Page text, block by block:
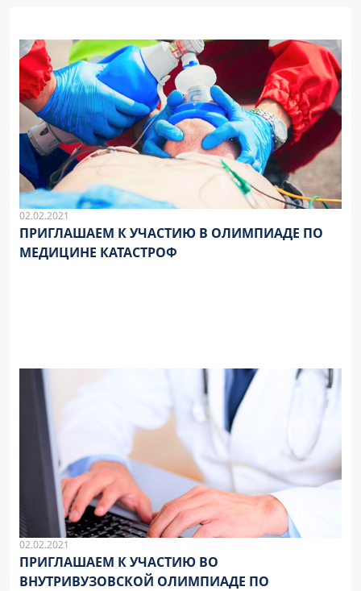
02.02.2021
ПРИГЛАШАЕМ К УЧАСТИЮ В ОЛИМПИАДЕ ПО
МЕДИЦИНЕ КАТАСТРОФ
02.02.2021
ПРИГЛАШАЕМ К УЧАСТИЮ ВО
ВНУТРИВУЗОВСКОЙ ОЛИМПИАДЕ ПО